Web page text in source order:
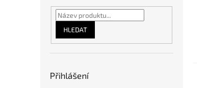
HLEDAT
Přihlášení